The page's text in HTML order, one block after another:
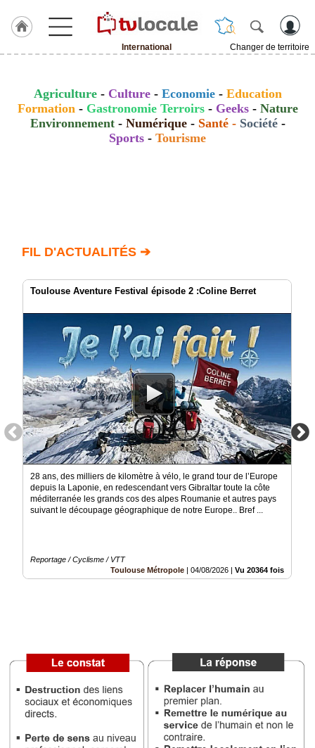
International
Changer de territoire
ACCUEIL
International
Gazette
Vidéos
groupe
Blogs
Prémium
Inscription
annuaire
Agriculture- Culture - Economie- Education
Formation- Gastronomie Terroirs- Geeks- Nature
Environnement- Numérique- Santé- Société-
Sports - Tourisme
FIL D'ACTUALITÉS ➔
Toulouse Aventure Festival épisode 2 :Coline Berret
28 ans, des milliers de kilomètre à vélo, le grand tour de l’Europe
depuis la Laponie, en redescendant vers Gibraltar toute la côte
méditerranée les grands cos des alpes Roumanie et autres pays
suivant le découpage géographique de notre Europe.. Bref ...
Reportage / Cyclisme / VTT
Toulouse Métropole
04/08/2026 Vu 20364 fois